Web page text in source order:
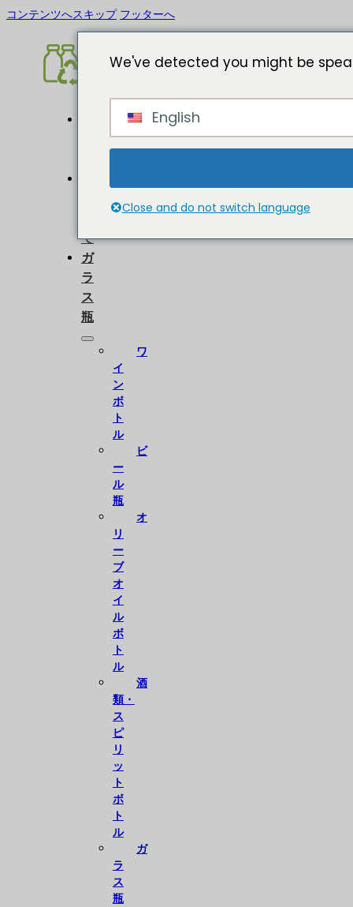
コンテンツへスキップ フッターへ
て
ガ
ラ
ス
瓶
ワ
イ
ン
ボ
ト
ル
ビ
ー
ル
瓶
オ
リ
ー
ブ
オ
イ
ル
ボ
ト
ル
酒
類・
ス
ピ
リ
ッ
ト
ボ
ト
ル
ガ
ラ
ス
瓶
We've detected you might be
English
Close and do not switch language